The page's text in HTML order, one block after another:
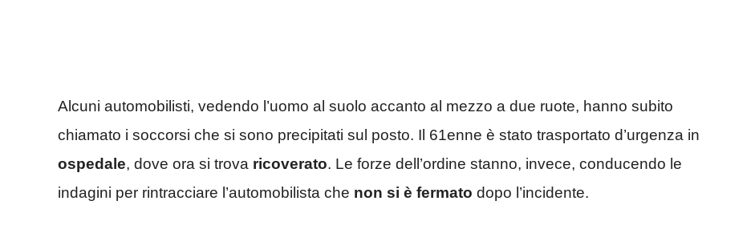
Alcuni automobilisti, vedendo l’uomo al suolo accanto al mezzo a due ruote, hanno subito
chiamato i soccorsi che si sono precipitati sul posto. Il 61enne è stato trasportato d’urgenza in
ospedale, dove ora si trova ricoverato. Le forze dell’ordine stanno, invece, conducendo le
indagini per rintracciare l’automobilista che non si è fermato dopo l’incidente.